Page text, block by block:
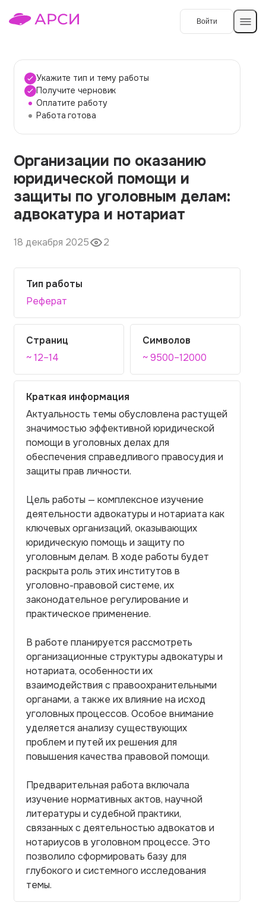
Войти
Темы работ
О сервисе
О компании
Наши гарантии
Порядок оплаты
Контакты
Укажите тип и тему работы
Получите черновик
Оплатите работу
Работа готова
Организации по оказанию
юридической помощи и
защиты по уголовным делам:
адвокатура и нотариат
18 декабря 2025 2
Тип работы
Реферат
Страниц
~ 12–14
Символов
~ 9500–12000
Краткая информация
Актуальность темы обусловлена растущей
значимостью эффективной юридической
помощи в уголовных делах для
обеспечения справедливого правосудия и
защиты прав личности.
Цель работы — комплексное изучение
деятельности адвокатуры и нотариата как
ключевых организаций, оказывающих
юридическую помощь и защиту по
уголовным делам. В ходе работы будет
раскрыта роль этих институтов в
уголовно-правовой системе, их
законодательное регулирование и
практическое применение.
В работе планируется рассмотреть
организационные структуры адвокатуры и
нотариата, особенности их
взаимодействия с правоохранительными
органами, а также их влияние на исход
уголовных процессов. Особое внимание
уделяется анализу существующих
проблем и путей их решения для
повышения качества правовой помощи.
Предварительная работа включала
изучение нормативных актов, научной
литературы и судебной практики,
связанных с деятельностью адвокатов и
нотариусов в уголовном процессе. Это
позволило сформировать базу для
глубокого и системного исследования
темы.